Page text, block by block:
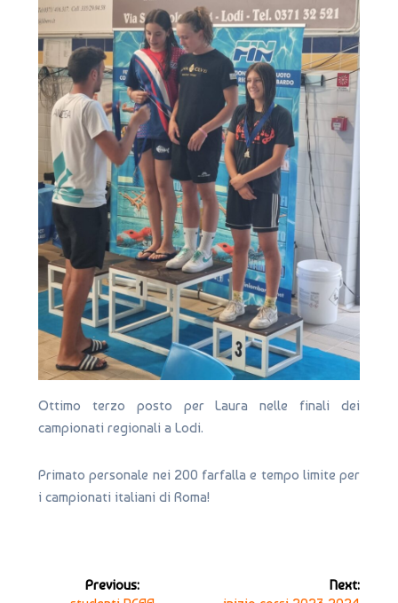
Ottimo terzo posto per Laura nelle finali dei
campionati regionali a Lodi.
Primato personale nei 200 farfalla e tempo limite per
i campionati italiani di Roma!
Navigazione
Previous:
Next: